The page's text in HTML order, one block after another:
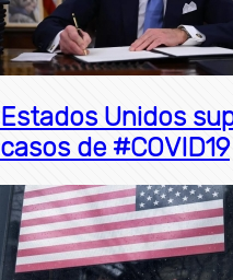
Estados Unidos
casos de #COVID19